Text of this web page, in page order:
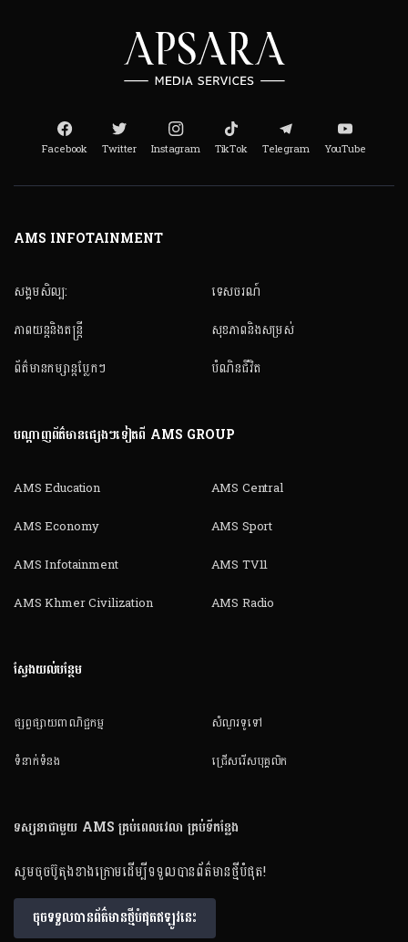
Facebook Twitter Instagram TikTok Telegram YouTube
AMS INFOTAINMENT
សង្គមសិល្ប:
ភាពយន្តនិងតន្ត្រី
ព័ត៌មានកម្សាន្តប្លែកៗ
ទេសចរណ៍
សុខភាពនិងសម្រស់
បំណិនជីវិត
បណ្តាញព័ត៌មានផ្សេងៗទៀតពី AMS GROUP
AMS Education
AMS Economy
AMS Infotainment
AMS Khmer Civilization
AMS Central
AMS Sport
AMS TV11
AMS Radio
ស្វែងយល់បន្ថែម
ផ្សព្វផ្សាយពាណិជ្ជកម្ម
ទំនាក់ទំនង
សំណួរទូទៅ
ជ្រើសរើសបុគ្គលិក
ទស្សនាជាមួយ AMS គ្រប់ពេលវេលា គ្រប់ទីកន្លែង
សូមចុចប៊ូតុងខាងក្រោមដើម្បីទទួលបានព័ត៌មានថ្មីបំផុត!
ចុចទទួលបានព័ត៌មានថ្មីបំផុតឥឡូវនេះ